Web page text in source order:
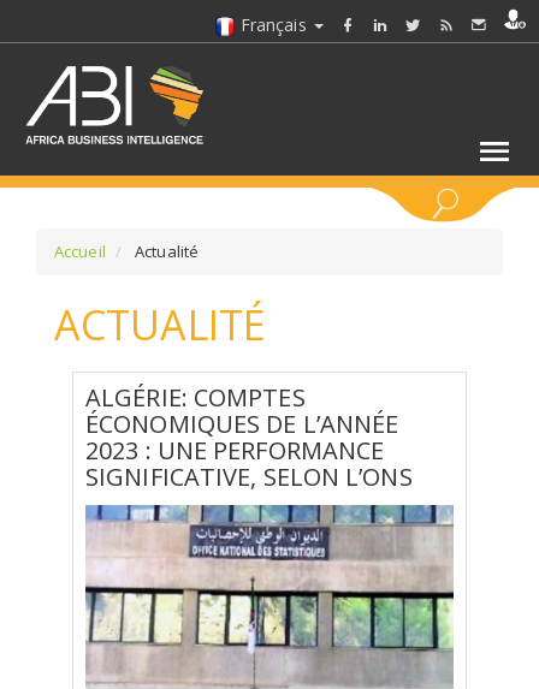
Français
SÉLECTIONNEZ UN/DES SECTEURS
SÉLECTIONNEZ UN DOSSIER
SELECTIONNEZ UNE SECTION
SÉLECTIONNEZ UNE CATÉGORIE
SÉLECTIONNEZ UN/DES PAYS
Accueil Actualité
ACTUALITÉ
ALGÉRIE: COMPTES
ÉCONOMIQUES DE L’ANNÉE
2023 : UNE PERFORMANCE
SIGNIFICATIVE, SELON L’ONS